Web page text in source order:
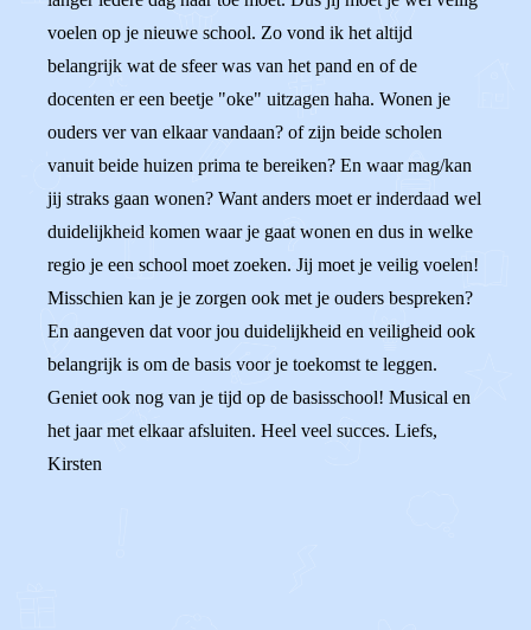
voelen op je nieuwe school. Zo vond ik het altijd
belangrijk wat de sfeer was van het pand en of de
docenten er een beetje "oke" uitzagen haha. Wonen je
ouders ver van elkaar vandaan? of zijn beide scholen
vanuit beide huizen prima te bereiken? En waar mag/kan
jij straks gaan wonen? Want anders moet er inderdaad wel
duidelijkheid komen waar je gaat wonen en dus in welke
regio je een school moet zoeken. Jij moet je veilig voelen!
Misschien kan je je zorgen ook met je ouders bespreken?
En aangeven dat voor jou duidelijkheid en veiligheid ook
belangrijk is om de basis voor je toekomst te leggen.
Geniet ook nog van je tijd op de basisschool! Musical en
het jaar met elkaar afsluiten. Heel veel succes. Liefs,
Kirsten